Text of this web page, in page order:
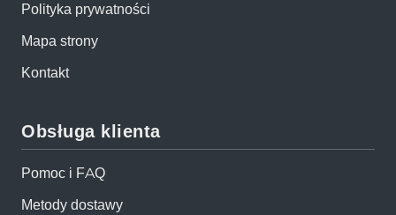
Polityka prywatności
Mapa strony
Kontakt
Obsługa klienta
Pomoc i FAQ
Metody dostawy